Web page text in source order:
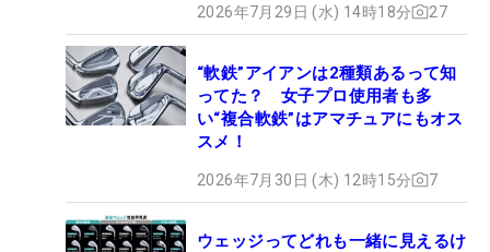
2026年7月29日 (水) 14時18分 27
“軟鉄”アイアンは2種類あるって知
ってた？ 女子プロ使用者も多
い“複合軟鉄”はアマチュアにもオス
スメ！
2026年7月30日 (木) 12時15分 7
ウェッジってどれも一緒に見えるけ